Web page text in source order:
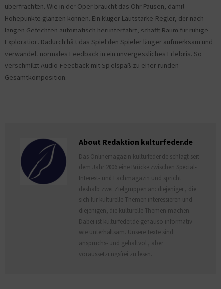
überfrachten. Wie in der Oper braucht das Ohr Pausen, damit
Höhepunkte glänzen können. Ein kluger Lautstärke-Regler, der nach
langen Gefechten automatisch herunterfährt, schafft Raum für ruhige
Exploration. Dadurch hält das Spiel den Spieler länger aufmerksam und
verwandelt normales Feedback in ein unvergessliches Erlebnis. So
verschmilzt Audio-Feedback mit Spielspaß zu einer runden
Gesamtkomposition.
About Redaktion kulturfeder.de
Das Onlinemagazin kulturfeder.de schlägt seit
dem Jahr 2006 eine Brücke zwischen Special-
Interest- und Fachmagazin und spricht
deshalb zwei Zielgruppen an: diejenigen, die
sich für kulturelle Themen interessieren und
diejenigen, die kulturelle Themen machen.
Dabei ist kulturfeder.de genauso informativ
wie unterhaltsam. Unsere Texte sind
anspruchs- und gehaltvoll, aber
voraussetzungsfrei zu lesen.